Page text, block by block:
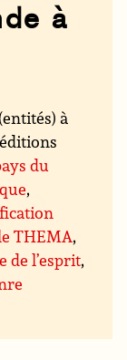
à
à
du
,
THEMA,
l’esprit,